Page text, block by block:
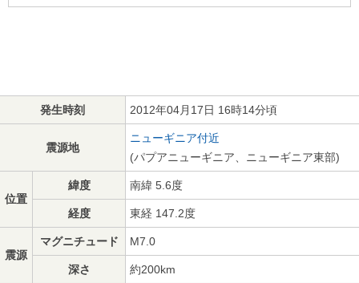
発生時刻 2012年04月17日 16時14分頃
震源地
ニューギニア付近
(パプアニューギニア、ニューギニア東部)
位置
緯度 南緯 5.6度
経度 東経 147.2度
震源
マグニチュード M7.0
深さ 約200km